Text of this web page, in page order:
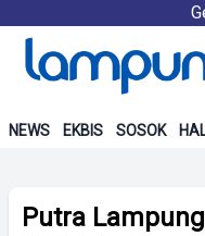
NEWS EKBIS SOSOK
Putra